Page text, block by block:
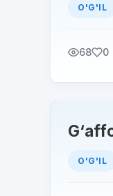
O'G'IL
68 0
O'G'IL